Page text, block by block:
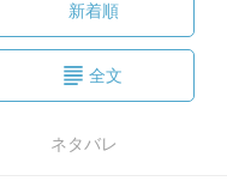
新着順
全文
ネタバレ